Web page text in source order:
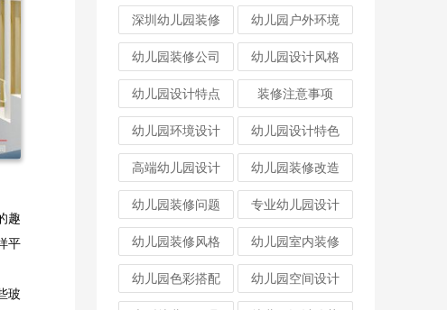
趣
平
玻
深圳幼儿园装修 幼儿园户外环境
幼儿园装修公司 幼儿园设计风格
幼儿园设计特点 装修注意事项
幼儿园环境设计 幼儿园设计特色
高端幼儿园设计 幼儿园装修改造
幼儿园装修问题 专业幼儿园设计
幼儿园装修风格 幼儿园室内装修
幼儿园色彩搭配 幼儿园空间设计